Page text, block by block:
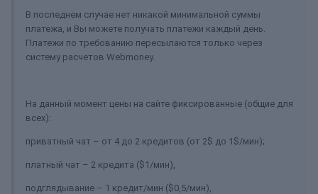
В последнем случае нет никакой минимальной суммы
платежа, и Вы можете получать платежи каждый день.
Платежи по требованию пересылаются только через
систему расчетов Webmoney.
На данный момент цены на сайте фиксированные (общие для
всех):
приватный чат – от 4 до 2 кредитов (от 2$ до 1$/мин);
платный чат – 2 кредита ($1/мин),
подглядывание – 1 кредит/мин ($0,5/мин),